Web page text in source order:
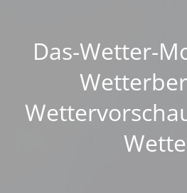
Das-Wetter-